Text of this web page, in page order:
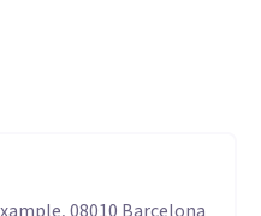
examinar las dinámicas
ayudar a las personas a